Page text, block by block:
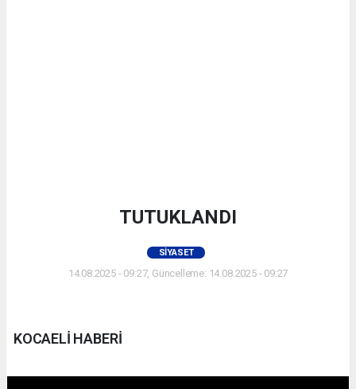
TUTUKLANDI
SIYASET
14.08.2025 - 09:27, Güncelleme: 14.08.2025 - 09:27
KOCAELİ HABERİ